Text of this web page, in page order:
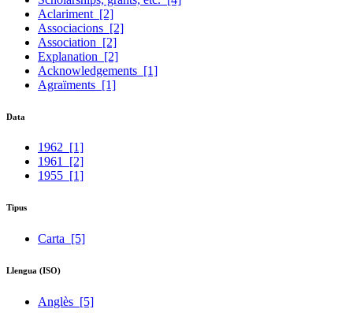
Aclariment [2]
Associacions [2]
Association [2]
Explanation [2]
Acknowledgements [1]
Agraïments [1]
Data
1962 [1]
1961
[2]
1955 [1]
Tipus
Carta [5]
Llengua (ISO)
Anglès [5]